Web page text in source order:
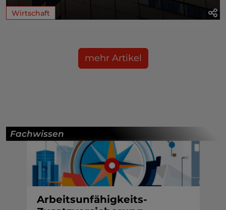
Wirtschaft
mehr Artikel
Fachwissen
Arbeitsunfähigkeits-